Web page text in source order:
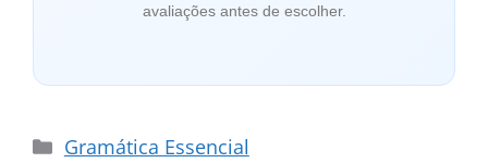
avaliações antes de escolher.
Categorias
Gramática Essencial